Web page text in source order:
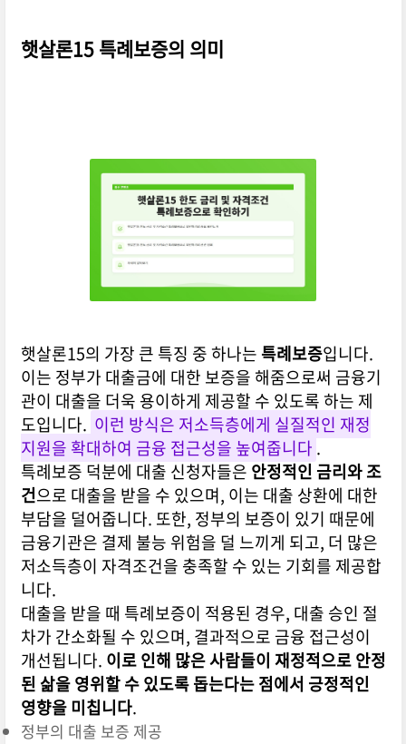
햇살론15 특례보증의 의미
햇살론15의 가장 큰 특징 중 하나는 특례보증입니다.
이는 정부가 대출금에 대한 보증을 해줌으로써 금융기
관이 대출을 더욱 용이하게 제공할 수 있도록 하는 제
도입니다. 이런 방식은 저소득층에게 실질적인 재정
지원을 확대하여 금융 접근성을 높여줍니다 .
특례보증 덕분에 대출 신청자들은 안정적인 금리와 조
건으로 대출을 받을 수 있으며, 이는 대출 상환에 대한
부담을 덜어줍니다. 또한, 정부의 보증이 있기 때문에
금융기관은 결제 불능 위험을 덜 느끼게 되고, 더 많은
저소득층이 자격조건을 충족할 수 있는 기회를 제공합
니다.
대출을 받을 때 특례보증이 적용된 경우, 대출 승인 절
차가 간소화될 수 있으며, 결과적으로 금융 접근성이
개선됩니다. 이로 인해 많은 사람들이 재정적으로 안정
된 삶을 영위할 수 있도록 돕는다는 점에서 긍정적인
영향을 미칩니다.
정부의 대출 보증 제공